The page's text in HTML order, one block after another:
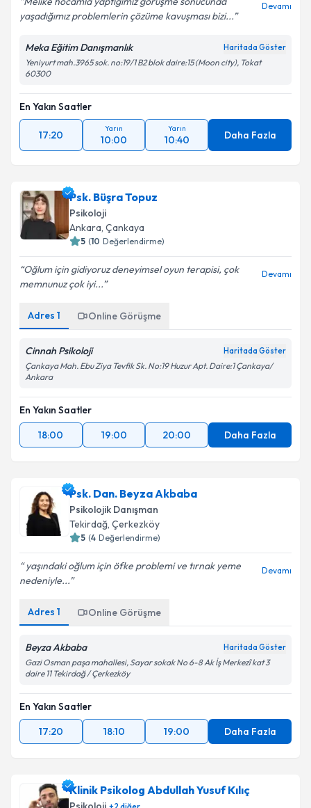
yaşadığımız problemlerin çözüme kavuşması bizi...
Devamı
Meka Eğitim Danışmanlık Haritada Göster
Yeniyurt mah.3965 sok. no:19/1 B2 blok daire:15 (Moon city), Tokat
60300
En Yakın Saatler
17:20
Yarın
10:00
Yarın
10:40 Daha Fazla
Psk. Büşra Topuz
Psikoloji
Ankara, Çankaya
5 (10 Değerlendirme)
Oğlum için gidiyoruz deneyimsel oyun terapisi, çok
memnunuz çok iyi...
Devamı
Adres 1 Online Görüşme
Cinnah Psikoloji Haritada Göster
Çankaya Mah. Ebu Ziya Tevfik Sk. No:19 Huzur Apt. Daire:1 Çankaya/
Ankara
En Yakın Saatler
18:00
19:00 20:00 Daha Fazla
Psk. Dan. Beyza Akbaba
Psikolojik Danışman
Tekirdağ, Çerkezköy
5 (4 Değerlendirme)
yaşındaki oğlum için öfke problemi ve tırnak yeme
nedeniyle...
Devamı
Adres 1 Online Görüşme
Beyza Akbaba Haritada Göster
Gazi Osman paşa mahallesi, Sayar sokak No 6-8 Ak İş Merkezî kat 3
daire 11 Tekirdağ / Çerkezköy
En Yakın Saatler
17:20
18:10 19:00 Daha Fazla
Klinik Psikolog Abdullah Yusuf Kılıç